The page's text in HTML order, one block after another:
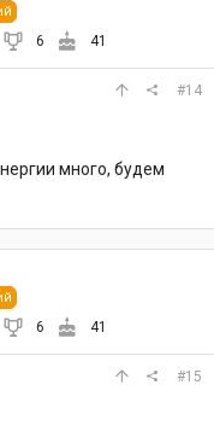
6 41
#14
много, будем
6 41
#15